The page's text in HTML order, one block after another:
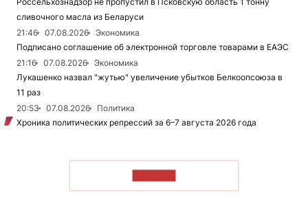
сливочного масла из Беларуси
21:46
07.08.2026
Экономика
Подписано соглашение об электронной торговле товарами в ЕАЭС
21:16
07.08.2026
Экономика
Лукашенко назвал "жутью" увеличение убытков Белкоопсоюза в
11 раз
20:53
07.08.2026
Политика
Хроника политических репрессий за 6–7 августа 2026 года